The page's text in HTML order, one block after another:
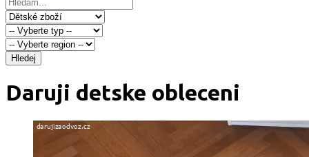
Hledej
Daruji detske obleceni